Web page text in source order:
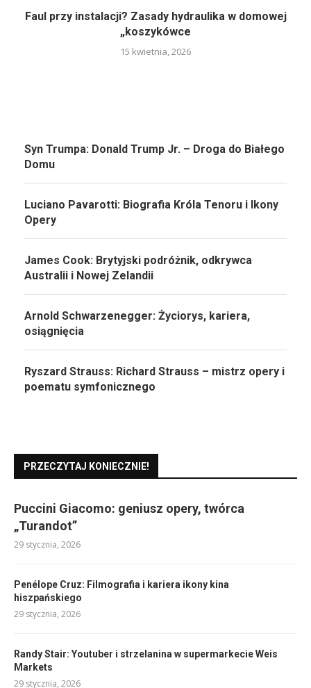
Faul przy instalacji? Zasady hydraulika w domowej
„koszykówce
15 kwietnia, 2026
Syn Trumpa: Donald Trump Jr. – Droga do Białego
Domu
Luciano Pavarotti: Biografia Króla Tenoru i Ikony
Opery
James Cook: Brytyjski podróżnik, odkrywca
Australii i Nowej Zelandii
Arnold Schwarzenegger: Życiorys, kariera,
osiągnięcia
Ryszard Strauss: Richard Strauss – mistrz opery i
poematu symfonicznego
PRZECZYTAJ KONIECZNIE!
Puccini Giacomo: geniusz opery, twórca
„Turandot”
29 stycznia, 2026
Penélope Cruz: Filmografia i kariera ikony kina
hiszpańskiego
29 stycznia, 2026
Randy Stair: Youtuber i strzelanina w supermarkecie Weis
Markets
29 stycznia, 2026